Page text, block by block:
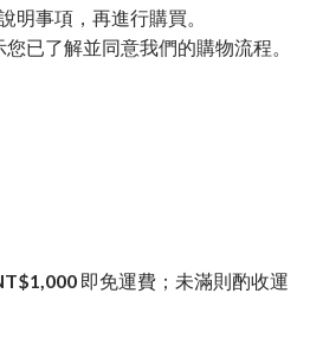
明事項，再進行購買。
已了解並同意我們的購物流程。
即免運費；未滿則酌收運